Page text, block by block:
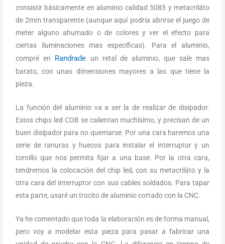
consistir básicamente en aluminio calidad 5083 y metacriláto
de 2mm transparente (aunque aquí podría abrirse el juego de
meter alguno ahumado o de colores y ver el efecto para
ciertas iluminaciones mas específicas). Para el aluminio,
compré en Randrade
un retal de aluminio, que sale mas
barato, con unas dimensiones mayores a las que tiene la
pieza.
La función del aluminio va a ser la de realizar de disipador.
Estos chips led COB se calientan muchísimo, y precisan de un
buen disipador para no quemarse. Por una cara haremos una
serie de ranuras y huecos para instalar el interruptor y un
tornillo que nos permita fijar a una base. Por la otra cara,
tendremos la colocación del chip led, con su metacriláto y la
otra cara del interruptor con sus cables soldados. Para tapar
esta parte, usaré un trocito de aluminio cortado con la CNC.
Ya he comentado que toda la elaboración es de forma manual,
pero voy a modelar esta pieza para pasar a fabricar una